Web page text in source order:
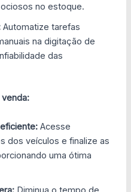
no estoque.
Automatize tarefas
na digitação de
das
Acesse
dos veículos e finalize as
uma ótima